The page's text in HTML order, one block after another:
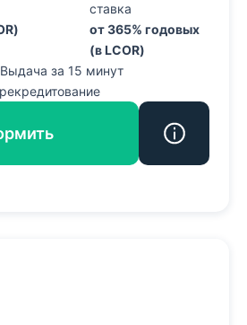
ставка
от 365% годовых
(в LCOR)
Выдача за 15 минут